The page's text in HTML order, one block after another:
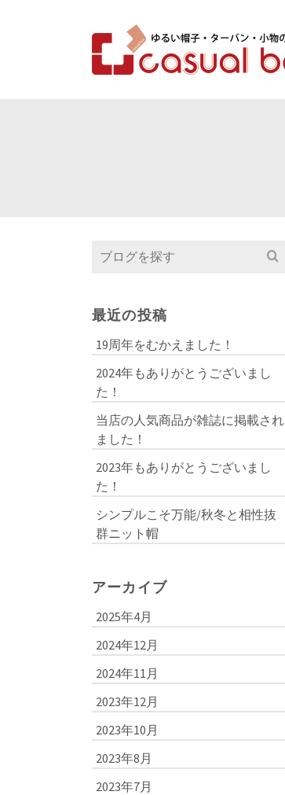
Search
for:
最近の投稿
19周年をむかえました！
2024年もありがとうございまし
た！
当店の人気商品が雑誌に掲載され
ました！
2023年もありがとうございまし
た！
シンプルこそ万能/秋冬と相性抜
群ニット帽
アーカイブ
2025年4月
2024年12月
2024年11月
2023年12月
2023年10月
2023年8月
2023年7月